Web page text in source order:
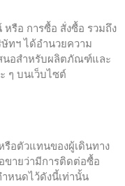
หรือ การซื้อ สั่งซื้อ รวมถึง
ทฯ ได้อำนวยความ
นอสำหรับผลิตภัณฑ์และ
ๆ บนเว็บไซต์
รือตัวแทนของผู้เดินทาง
ขายว่ามีการติดต่อซื้อ
หนดไว้ดังนี้เท่านั้น